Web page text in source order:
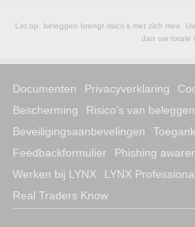
Let op: beleggen brengt risico's met zich mee.
dan uw totale
Documenten Privacyverklaring
Bescherming
Risico’s van beleggen
Beveiligingsaanbevelingen
Feedbackformulier
Phishing
Werken bij LYNX
LYNX
Real Traders Know